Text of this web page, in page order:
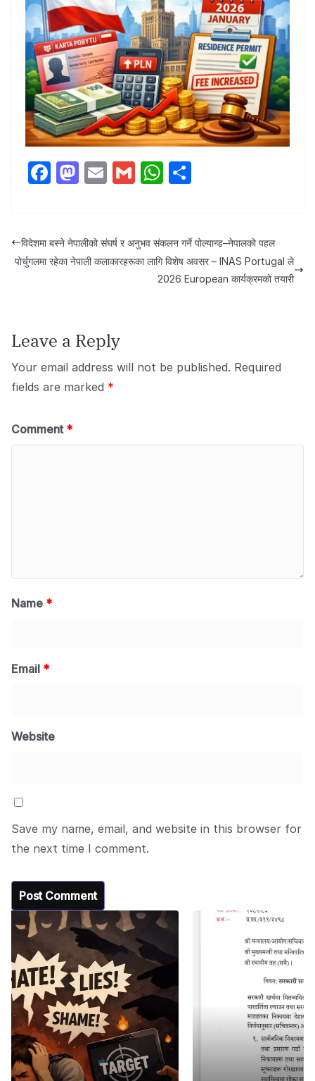
F
e
b
M
o
d
E
G
W
s
A
p
e
विदेशमा बस्ने नेपालीको संघर्ष र अनुभव संकलन गर्ने पोल्यान्ड–नेपालको पहल
पोर्चुगलमा रहेका नेपाली कलाकारहरूका लागि विशेष अवसर – INAS Portugal ले
2026 European कार्यक्रमको तयारी
Leave a Reply
Your email address will not be published. Required
fields are marked *
Comment *
Name *
Email *
Website
Save my name, email, and website in this browser for
the next time I comment.